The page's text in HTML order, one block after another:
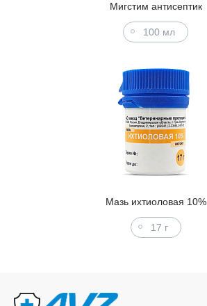
Мигстим антисептик
100 мл
Мазь ихтиоловая 10%
17 г